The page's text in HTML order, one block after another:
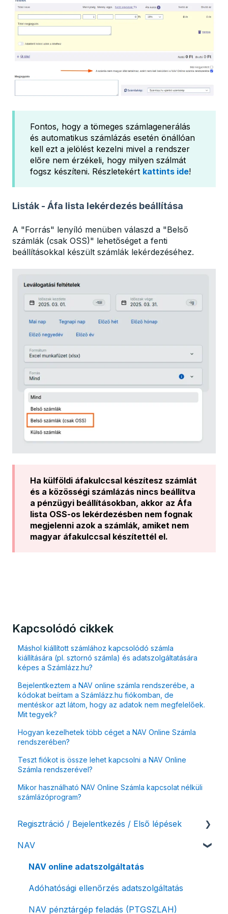
Fontos, hogy a tömeges számlagenerálás
és automatikus számlázás esetén önállóan
kell ezt a jelölést kezelni mivel a rendszer
előre nem érzékeli, hogy milyen szálmát
fogsz készíteni. Részletekért kattints ide!
Listák - Áfa lista lekérdezés beállítása
A "Forrás" lenyíló menüben válaszd a "Belső
számlák (csak OSS)" lehetőséget a fenti
beállításokkal készült számlák lekérdezéséhez.
Ha külföldi áfakulccsal készítesz számlát
és a közösségi számlázás nincs beállítva
a pénzügyi beállításokban, akkor az Áfa
lista OSS-os lekérdezésben nem fognak
megjelenni azok a számlák, amiket nem
magyar áfakulccsal készítettél el.
Kapcsolódó cikkek
Máshol kiállított számlához kapcsolódó számla
kiállítására (pl. sztornó számla) és adatszolgáltatására
képes a Számlázz.hu?
Bejelentkeztem a NAV online számla rendszerébe, a
kódokat beírtam a Számlázz.hu fiókomban, de
mentéskor azt látom, hogy az adatok nem megfelelőek.
Mit tegyek?
Hogyan kezelhetek több céget a NAV Online Számla
rendszerében?
Teszt fiókot is össze lehet kapcsolni a NAV Online
Számla rendszerével?
Mikor használható NAV Online Számla kapcsolat nélküli
számlázóprogram?
Regisztráció / Bejelentkezés / Első lépések
Felhasználó beállításai
Számlázási fiók kezdő beállításai, első lépések
NAV
NAV online adatszolgáltatás
Adóhatósági ellenőrzés adatszolgáltatás
NAV pénztárgép feladás (PTGSZLAH)